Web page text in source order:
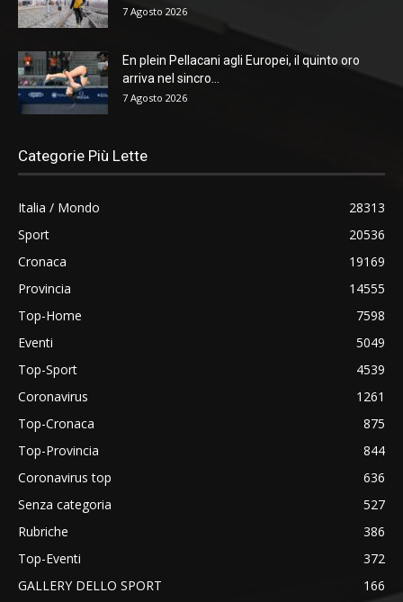
7 Agosto 2026
En plein Pellacani agli Europei, il quinto oro
arriva nel sincro...
7 Agosto 2026
Categorie Più Lette
Italia / Mondo
28313
Sport
20536
Cronaca
19169
Provincia
14555
Top-Home
7598
Eventi
5049
Top-Sport
4539
Coronavirus
1261
Top-Cronaca
875
Top-Provincia
844
Coronavirus top
636
Senza categoria
527
Rubriche
386
Top-Eventi
372
GALLERY DELLO SPORT
166